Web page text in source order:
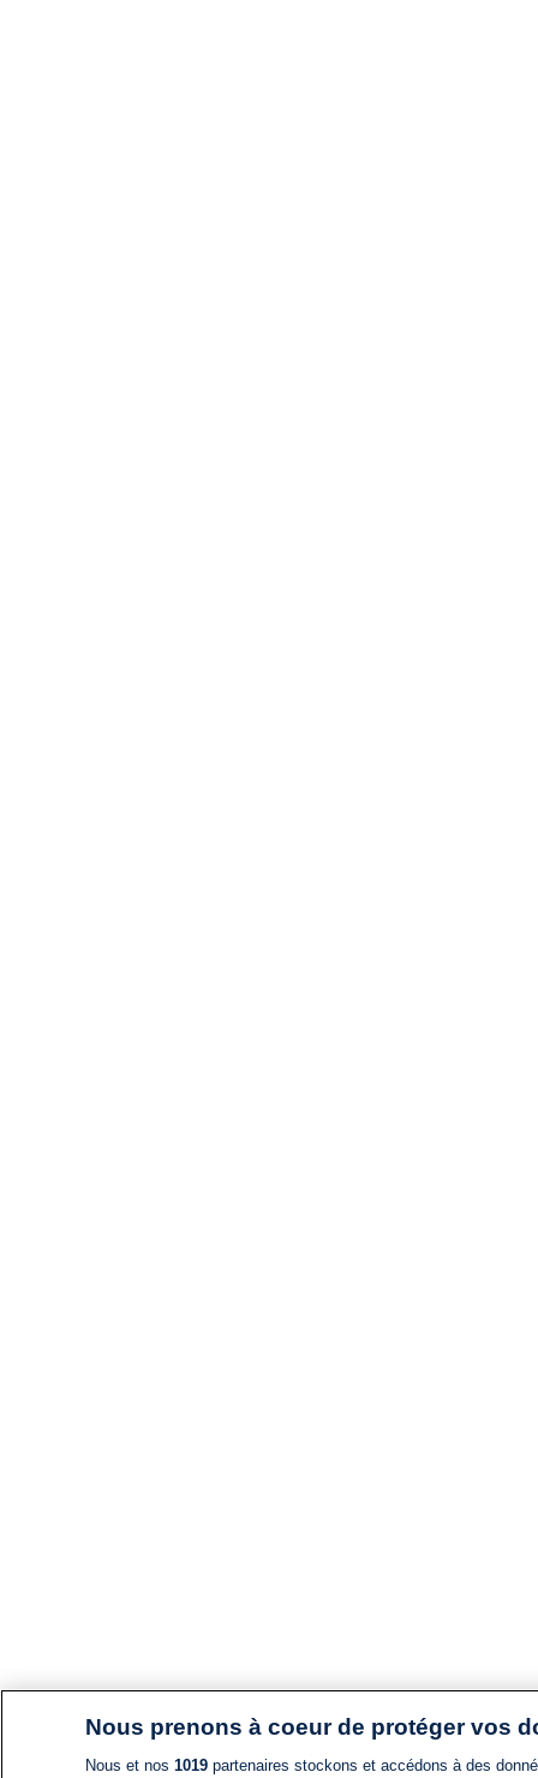
Nous prenons à coeur de protéger vos
Nous et nos 1019partenaires stockons et accédons à des